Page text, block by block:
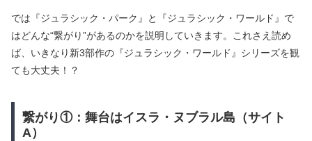
では『ジュラシック・パーク』と『ジュラシック・ワールド』で
はどんな“繋がり”があるのかを説明していきます。これさえ読め
ば、いきなり新3部作の『ジュラシック・ワールド』シリーズを観
ても大丈夫！？
繋がり①：舞台はイスラ・ヌブラル島（サイト
A）